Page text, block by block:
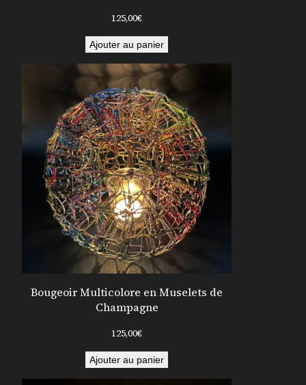
125,00€
Ajouter au panier
Bougeoir Multicolore en Muselets de
Champagne
125,00€
Ajouter au panier